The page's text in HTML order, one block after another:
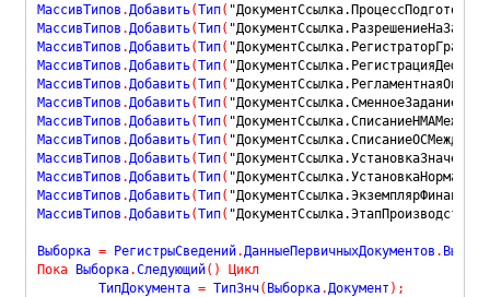
МассивТипов .Добавить(Тип(
МассивТипов .Добавить(Тип(
МассивТипов .Добавить(Тип(
МассивТипов .Добавить(Тип(
МассивТипов .Добавить(Тип(
МассивТипов .Добавить(Тип( "ДокументСсылка.СменноеЗадание"
МассивТипов .Добавить(Тип(
МассивТипов .Добавить(Тип(
МассивТипов .Добавить(Тип(
МассивТипов .Добавить(Тип(
МассивТипов .Добавить(Тип(
МассивТипов .Добавить(Тип(
Выборка = РегистрыСведений.ДанныеПервичныхДокументов .
Пока Выборка.Следующий( )
Цикл
	ТипДокумента
= ТипЗнч( Выборка.Документ ) ;